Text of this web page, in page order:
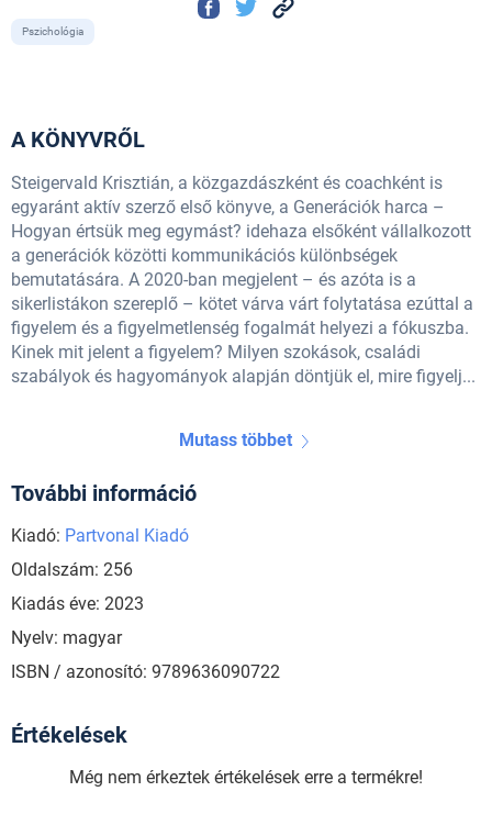
Pszichológia
A KÖNYVRŐL
Steigervald Krisztián, a közgazdászként és coachként is
egyaránt aktív szerző első könyve, a Generációk harca –
Hogyan értsük meg egymást? idehaza elsőként vállalkozott
a generációk közötti kommunikációs különbségek
bemutatására. A 2020-ban megjelent – és azóta is a
sikerlistákon szereplő – kötet várva várt folytatása ezúttal a
figyelem és a figyelmetlenség fogalmát helyezi a fókuszba.
Kinek mit jelent a figyelem? Milyen szokások, családi
szabályok és hagyományok alapján döntjük el, mire figyelj...
Mutass többet
További információ
Kiadó: Partvonal Kiadó
Oldalszám: 256
Kiadás éve: 2023
Nyelv: magyar
ISBN / azonosító: 9789636090722
Értékelések
Még nem érkeztek értékelések erre a termékre!